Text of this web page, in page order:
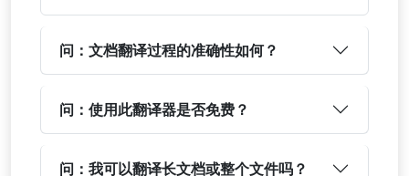
问：文档翻译过程的准确性如何？
问：使用此翻译器是否免费？
问：我可以翻译长文档或整个文件吗？